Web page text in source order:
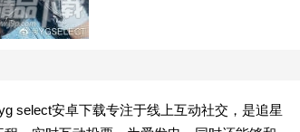
select安卓下载专注于线上互动社交，是追星